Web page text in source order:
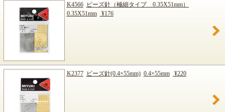
K4566
ビーズ針（極細タイプ 0.35X51mm）
0.35X51mm
¥176
K2377 ビーズ針(0.4×55mm) 0.4×55mm ¥220